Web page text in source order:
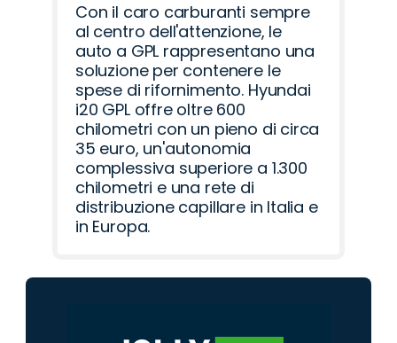
Con il caro carburanti sempre
al centro dell'attenzione, le
auto a GPL rappresentano una
soluzione per contenere le
spese di rifornimento. Hyundai
i20 GPL offre oltre 600
chilometri con un pieno di circa
35 euro, un'autonomia
complessiva superiore a 1.300
chilometri e una rete di
distribuzione capillare in Italia e
in Europa.